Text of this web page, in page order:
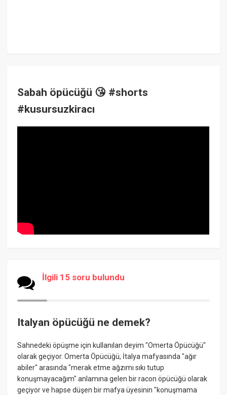
Sabah öpücüğü 😘 #shorts
#kusursuzkiracı
İlgili 15 soru bulundu
Italyan öpücüğü ne demek?
Sahnedeki öpüşme için kullanılan deyim "Omerta Öpücüğü"
olarak geçiyor. Omerta Öpücüğü, İtalya mafyasında "ağır
abiler" arasında "merak etme ağzımı sıkı tutup
konuşmayacağım" anlamına gelen bir racon öpücüğü olarak
geçiyor ve hapse düşen bir mafya üyesinin "konuşmama